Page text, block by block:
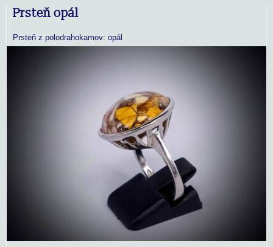
Prsteň opál
Prsteň z polodrahokamov: opál